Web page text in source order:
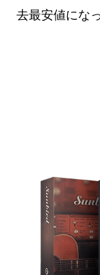
去最安値にな